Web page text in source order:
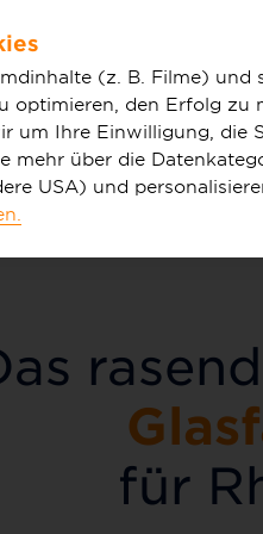
IT-Managerfür
(z. B. Filme) und
optimieren, den Erfolg zu
um Ihre Einwilligung, die
mehr über die
USA) und